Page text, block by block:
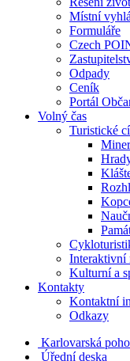
Místní
Formuláře
Czech
Odpady
Ceník
Portál
Volný čas
Turistické
Interaktivní
Kulturní a
Kontakty
Kontaktní
Odkazy
Karlovarská
Úřední deska